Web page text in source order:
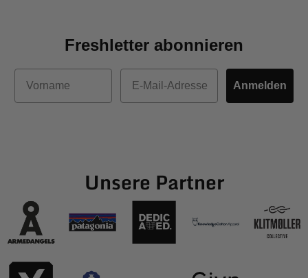
Freshletter abonnieren
Vorname
E-Mail
Anmelden
Unsere Partner